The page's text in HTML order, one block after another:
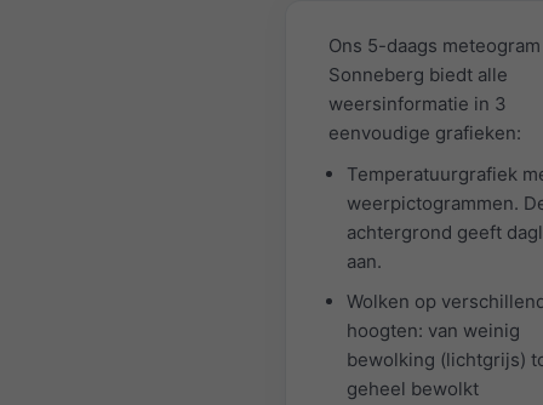
Ons 5-daags
Sonneberg biedt alle
weersinformatie in 3
eenvoudige grafieken:
Temperatuurgrafiek
weerpictogrammen.
achtergrond geeft
aan.
Wolken op
hoogten: van weinig
bewolking (lichtgrijs)
geheel bewolkt